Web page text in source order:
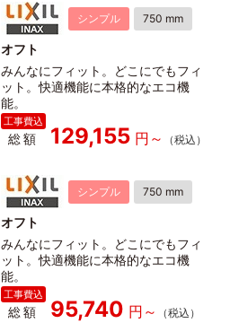
シンプル 750 mm
オフト
みんなにフィット。どこにでもフィ
ット。快適機能に本格的なエコ機
能。
総額 129,155
シンプル 750 mm
オフト
みんなにフィット。どこにでもフィ
ット。快適機能に本格的なエコ機
能。
総額 95,740